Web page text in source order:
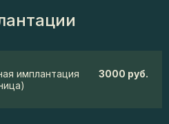
имплантация
3000 руб.